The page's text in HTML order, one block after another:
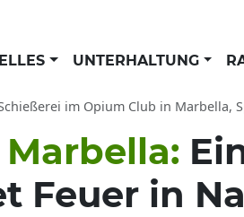
UNTERHALTUNG
im Opium Club in Marbella,
Feuer in